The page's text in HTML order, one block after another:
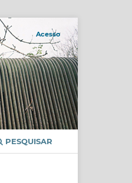
PESQUISAR
Acesso